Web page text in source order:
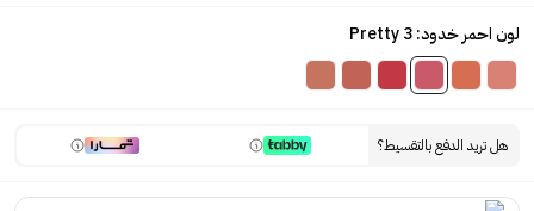
لون احمر خدود: Pretty 3
هل تريد الدفع بالتقسيط؟